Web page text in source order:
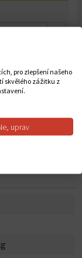
420,00 Kč
pro zlepšení našeho
skvělého zážitku z
uprav